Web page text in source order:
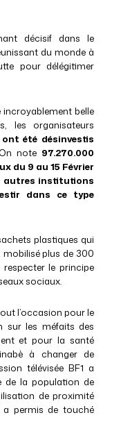
décisif dans le
du monde à
pour délégitimer
incroyablement belle
les organisateurs
été désinvestis
note 97.270.000
du 9 au 15 Février
autres institutions
dans ce type
plastiques qui
plus de 300
le principe
sociaux.
l’occasion pour le
sur les méfaits des
et pour la santé
à changer de
télévisée BF1 a
de la population de
de proximité
a permis de touché